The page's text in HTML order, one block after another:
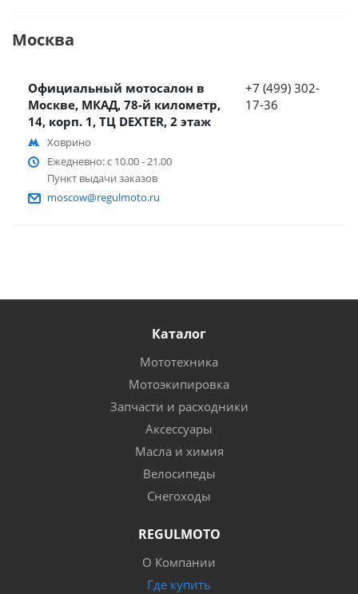
Москва
Официальный мотосалон в
Москве, МКАД, 78-й километр,
14, корп. 1, ТЦ DEXTER, 2 этаж
Ховрино
Ежедневно: с 10.00 - 21.00
Пункт выдачи заказов
moscow@regulmoto.ru
+7 (499) 302-
17-36
Каталог
Мототехника
Мотоэкипировка
Запчасти и расходники
Аксессуары
Масла и химия
Велосипеды
Снегоходы
REGULMOTO
О Компании
Где купить